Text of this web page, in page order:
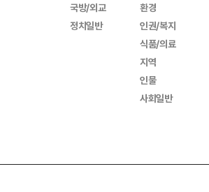
국방/외교
정치일반
환경
인권/복지
식품/의료
지역
인물
사회일반